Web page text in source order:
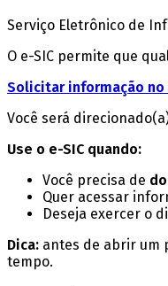
Serviço Eletrônico de
O e-SIC permite que
Solicitar informação no
Você será
Use o e-SIC quando:
Você precisa de
Quer acessar
Deseja exercer o
Dica: antes de abrir um
tempo.